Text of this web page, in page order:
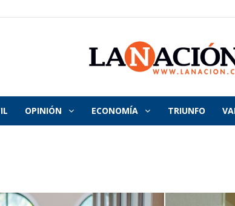
La
Nación
OPINIÓN ECONOMÍA TRIUNFO